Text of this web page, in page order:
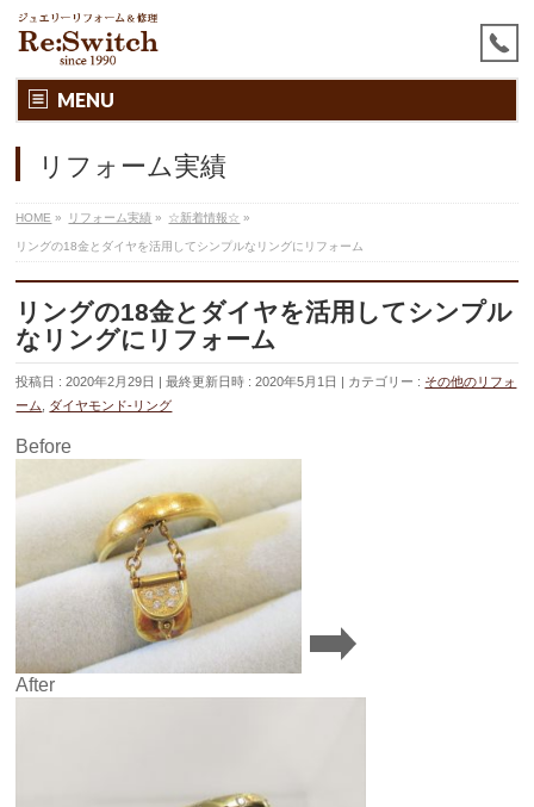
MENU
リフォーム実績
HOME » リフォーム実績 » ☆新着情報☆ »
リングの18金とダイヤを活用してシンプルなリングにリフォーム
リングの18金とダイヤを活用してシンプル
なリングにリフォーム
投稿日 : 2020年2月29日 最終更新日時 : 2020年5月1日 カテゴリー : その他のリフォ
ーム
ダイヤモンド-リング
Before
After